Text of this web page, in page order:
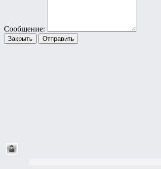
Сообщение:
Закрыть Отправить